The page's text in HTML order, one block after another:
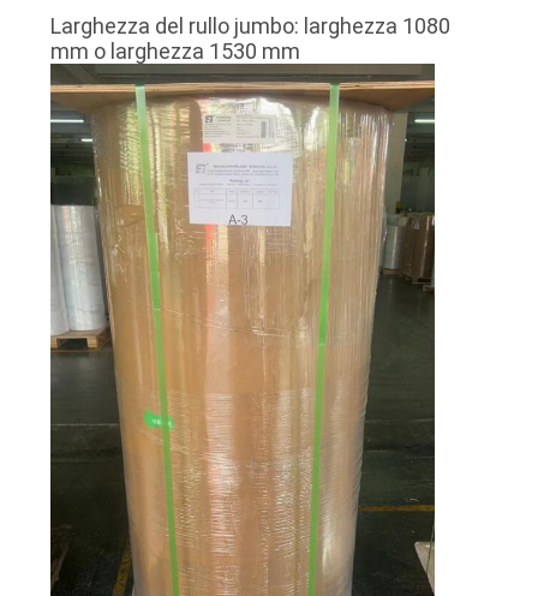
MAPPA
DEL
SITO
PRIVACY
POLICY
Larghezza del rullo jumbo: larghezza 1080
mm o larghezza 1530 mm